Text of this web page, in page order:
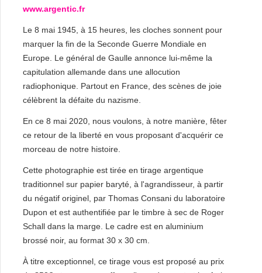
www.argentic.fr
Le 8 mai 1945, à 15 heures, les cloches sonnent pour
marquer la fin de la Seconde Guerre Mondiale en
Europe. Le général de Gaulle annonce lui-même la
capitulation allemande dans une allocution
radiophonique. Partout en France, des scènes de joie
célèbrent la défaite du nazisme.
En ce 8 mai 2020, nous voulons, à notre manière, fêter
ce retour de la liberté en vous proposant d'acquérir ce
morceau de notre histoire.
Cette photographie est tirée en tirage argentique
traditionnel sur papier baryté, à l'agrandisseur, à partir
du négatif originel, par Thomas Consani du laboratoire
Dupon et est authentifiée par le timbre à sec de Roger
Schall dans la marge. Le cadre est en aluminium
brossé noir, au format 30 x 30 cm.
À titre exceptionnel, ce tirage vous est proposé au prix